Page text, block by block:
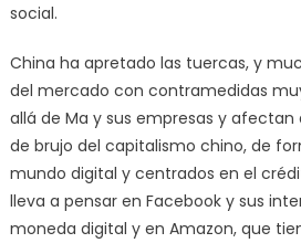
social.
China ha apretado las tuercas, y
del mercado con contramedidas
allá de Ma y sus empresas y afectan
de brujo del capitalismo chino, de
mundo digital y centrados en el
lleva a pensar en Facebook y sus
moneda digital y en Amazon, que